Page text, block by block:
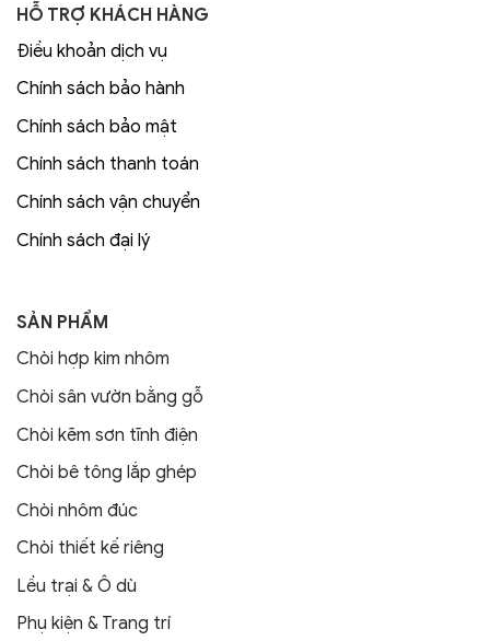
HỖ TRỢ KHÁCH HÀNG
Điều khoản dịch vụ
Chính sách bảo hành
Chính sách bảo mật
Chính sách thanh toán
Chính sách vận chuyển
Chính sách đại lý
SẢN PHẨM
Chòi hợp kim nhôm
Chòi sân vườn bằng gỗ
Chòi kẽm sơn tĩnh điện
Chòi bê tông lắp ghép
Chòi nhôm đúc
Chòi thiết kế riêng
Lều trại & Ô dù
Phụ kiện & Trang trí